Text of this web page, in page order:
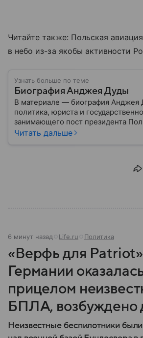
Читайте также: Польская
в небо из-за якобы активности
Узнать больше по теме
Биография Анджея Дуды
В материале — биография Анджея
политика, юриста и
занимающего пост президента
— пример того, как представитель
Читать дальше
6 минут назад Life.ru Политика
«Верфь для
Германии
прицелом
БПЛА, возбуждено
Неизвестные беспилотники